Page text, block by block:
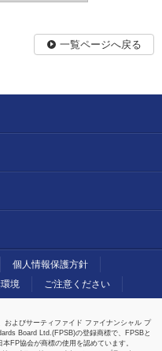
一覧ページへ戻る
個人情報保護方針
境 ご注意ください
、およびサーティファイド ファイナンシャル プ
Board Ltd.(FPSB)の登録商標で、FPSBと
FP協会が商標の使用を認めています。